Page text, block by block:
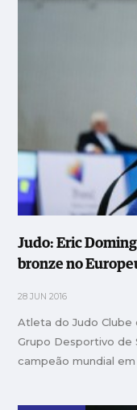
Judo: Eric
bronze no
28 JUN 2016
Atleta do Judo Clube
Grupo Desportivo de
campeão mundial